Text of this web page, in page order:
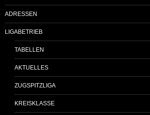
ADRESSEN
LIGABETRIEB
TABELLEN
AKTUELLES
ZUGSPITZLIGA
KREISKLASSE